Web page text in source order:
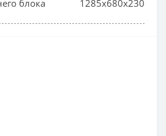
блока
1285x680x230